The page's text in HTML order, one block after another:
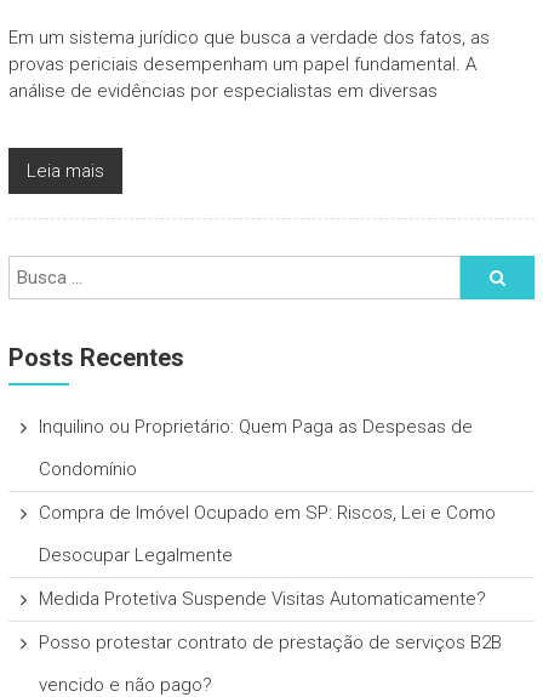
Em um sistema jurídico que busca a verdade dos fatos, as
provas periciais desempenham um papel fundamental. A
análise de evidências por especialistas em diversas
Leia mais
Posts Recentes
Inquilino ou Proprietário: Quem Paga as Despesas de
Condomínio
Compra de Imóvel Ocupado em SP: Riscos, Lei e Como
Desocupar Legalmente
Medida Protetiva Suspende Visitas Automaticamente?
Posso protestar contrato de prestação de serviços B2B
vencido e não pago?